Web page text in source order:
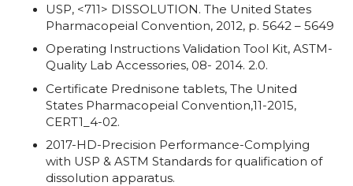
USP, <711> DISSOLUTION. The United States
Pharmacopeial Convention, 2012, p. 5642 – 5649
Operating Instructions Validation Tool Kit, ASTM-
Quality Lab Accessories, 08- 2014. 2.0.
Certificate Prednisone tablets, The United
States Pharmacopeial Convention,11-2015,
CERT1_4-02.
2017-HD-Precision Performance-Complying
with USP & ASTM Standards for qualification of
dissolution apparatus.